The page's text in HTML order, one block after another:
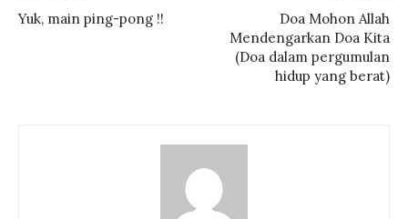
Yuk, main ping-pong !!
Doa Mohon Allah
Mendengarkan Doa Kita
(Doa dalam pergumulan
hidup yang berat)